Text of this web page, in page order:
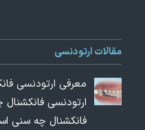
مقالات ارتودنسی
معرفی ارتودنسی
ارتودنسی
فانکشنال چه سنی